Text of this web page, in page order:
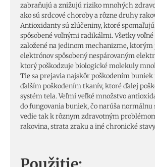
zabraňujú a znižujú riziko mnohých
ako sú srdcové choroby a rôzne druhy
Antioxidanty sú zlúčeniny, ktoré
spôsobené voľnými radikálmi. Všetky
založené na jedinom mechanizme, ktorým
elektrónov spôsobený nespárovaným
ktorý poškodzuje biologické molekuly
Tie sa prejavia najskôr poškodením buniek
ďalším poškodením tkanív, ktoré ďalej
systém tela. Veľmi veľké množstvo
do fungovania buniek, čo narúša normálnu
vedie tak k rôznym zdravotným
rakovina, strata zraku a iné chronické